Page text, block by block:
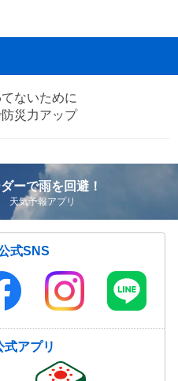
ないために
災力アップ
ーで雨を回避！
天気予報アプリ
式SNS
アプリ